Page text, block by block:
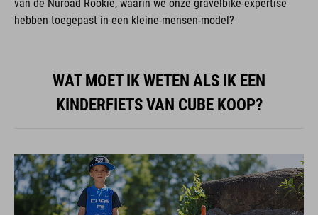
van de Nuroad Rookie, waarin we onze gravelbike-expertise
hebben toegepast in een kleine-mensen-model?
WAT MOET IK WETEN ALS IK EEN
KINDERFIETS VAN CUBE KOOP?